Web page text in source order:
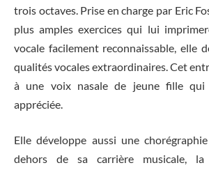
trois octaves. Prise en charge par Eric
plus amples exercices qui lui
vocale facilement reconnaissable, elle
qualités vocales extraordinaires. Cet
à une voix nasale de jeune fille qui
appréciée.
Elle développe aussi une
dehors de sa carrière musicale, la